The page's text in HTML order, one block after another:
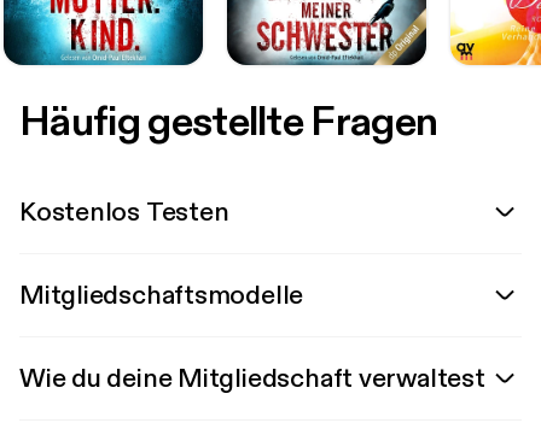
Häufig gestellte Fragen
Kostenlos Testen
Mitgliedschaftsmodelle
Wie du deine Mitgliedschaft verwaltest